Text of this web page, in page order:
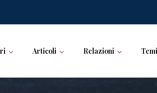
Articoli Relazioni Temi